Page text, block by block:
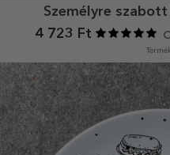
Személyre
4 723 Ft